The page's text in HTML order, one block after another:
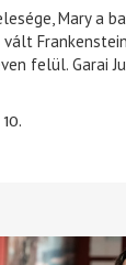
Mary a
felül. Garai